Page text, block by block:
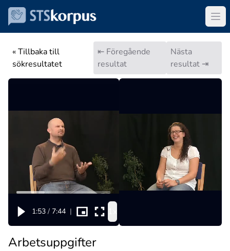
« Tillbaka till
sökresultatet
⇤ Föregående
resultat
Nästa
resultat ⇥
1:53 / 7:44 |
Arbetsuppgifter